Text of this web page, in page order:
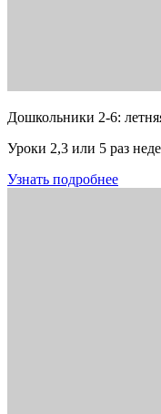
Дошкольники 2-6:
Уроки 2,3 или 5 раз
Узнать подробнее